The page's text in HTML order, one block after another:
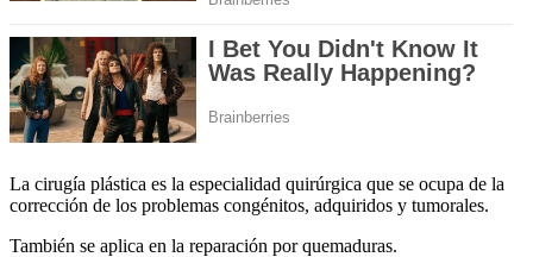
La cirugía plástica es la especialidad quirúrgica que se ocupa de la
corrección de los problemas congénitos, adquiridos y tumorales.
También se aplica en la reparación por quemaduras.